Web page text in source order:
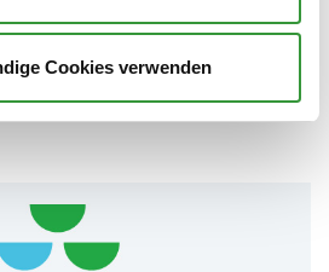
Cookies verwenden
Klimaschutz? Was sind die